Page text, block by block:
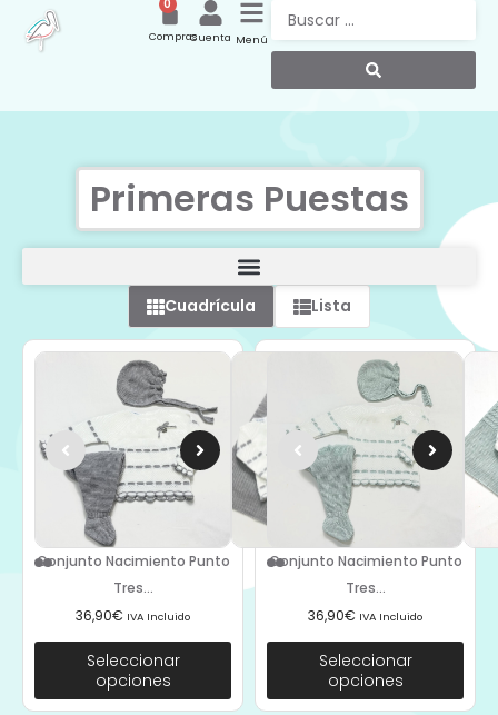
Menú
Cuenta
0
Compras
Primeras Puestas
Cuadrícula Lista
Conjunto Nacimiento Punto
Tres...
36,90€ IVA Incluido
Seleccionar
opciones
Conjunto Nacimiento Punto
Tres...
36,90€ IVA Incluido
Seleccionar
opciones